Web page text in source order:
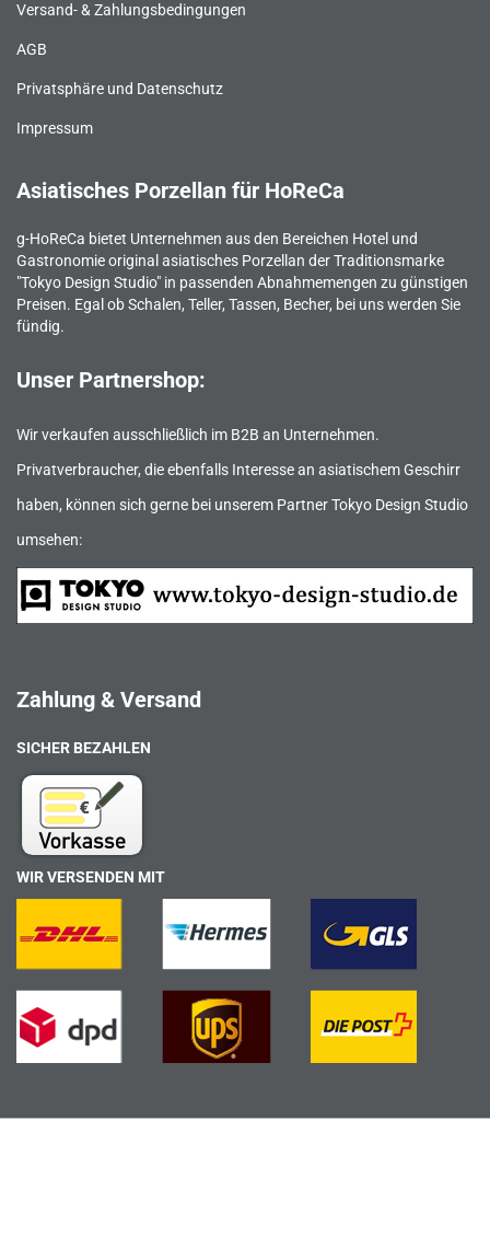
Versand- & Zahlungsbedingungen
AGB
Privatsphäre und Datenschutz
Impressum
Asiatisches Porzellan für HoReCa
g-HoReCa bietet Unternehmen aus den Bereichen Hotel und
Gastronomie original asiatisches Porzellan der Traditionsmarke
"Tokyo Design Studio" in passenden Abnahmemengen zu günstigen
Preisen. Egal ob Schalen, Teller, Tassen, Becher, bei uns werden Sie
fündig.
Unser Partnershop:
Wir verkaufen ausschließlich im B2B an Unternehmen.
Privatverbraucher, die ebenfalls Interesse an asiatischem Geschirr
haben, können sich gerne bei unserem Partner Tokyo Design Studio
umsehen:
Zahlung & Versand
SICHER BEZAHLEN
WIR VERSENDEN MIT